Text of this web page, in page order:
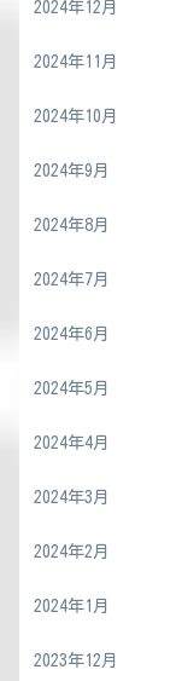
2024年12月
2024年11月
2024年10月
2024年9月
2024年8月
2024年7月
2024年6月
2024年5月
2024年4月
2024年3月
2024年2月
2024年1月
2023年12月